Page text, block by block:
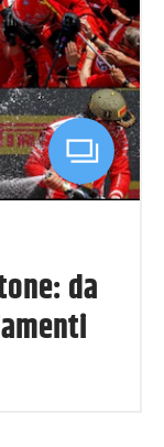
da